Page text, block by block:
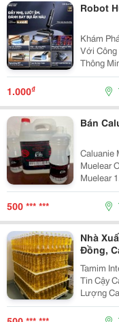
Robot
Khám
Với Công
Thông
Irobot Store. Robot Hút Bụi Lau Nhà
Giải
1.000₫
Bán
Caluanie
Muelear
Muelear
Caluanie
Oxidize
500 *** ***
Nhà
Đồng,
Vàng
Tamim
Tin Cậy
Lượng
Catốt
Loại